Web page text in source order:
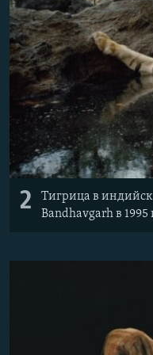
2
Тигрица в
Bandhavgarh в 1995